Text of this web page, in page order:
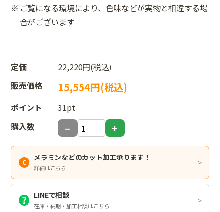
ご覧になる環境により、色味などが実物と相違する場
合がございます
定価
22,220円(税込)
販売価格
15,554円(税込)
ポイント
31pt
購入数
メラミンなどのカット加工承ります！
詳細はこちら
LINEで相談
在庫・納期・加工相談はこちら